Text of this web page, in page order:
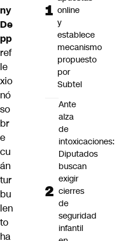
ny
De
pp
ref
le
xio
nó
so
br
e
cu
án
tur
bu
len
to
ha
online
y
establece
mecanismo
propuesto
por
Subtel
Ante
alza
de
intoxicaciones:
Diputados
buscan
exigir
cierres
de
seguridad
infantil